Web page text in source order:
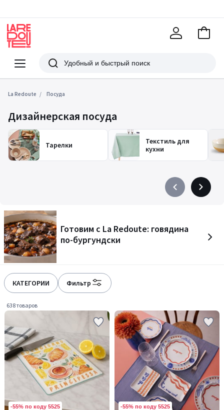
Меню
Redoute
Поиск
В
La Redoute Посуда
Дизайнерская посуда
Тарелки
Текстиль для
кухни
Précédent
gauche
Suivant
Готовим с La Redoute: говядина
по-бургундски
КАТЕГОРИИ Фильтр
638 товаров
-55% по коду 5525 -55% по коду 5525